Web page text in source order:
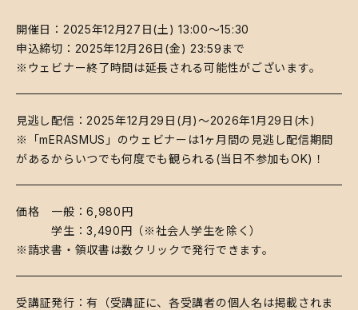
開催日：2025年12月27日(土) 13:00～15:30
申込締切：2025年12月26日(金) 23:59まで
※ウェビナー終了時間は延長される可能性がございます。
​見逃し配信：2025年12月29日(月)～2026年1月29日(木)
※「mERASMUS」のウェビナーは1ヶ月間の見逃し配信期間
があるからいつでも何度でも観られる(当日不参加もOK)！
​価格 一般：6,980円
学生：3,490円（※社会人学生を除く）
※請求書・領収書は数クリックで発行できます。
​受講証発行：有（受講証に、各受講者の個人名は掲載されま